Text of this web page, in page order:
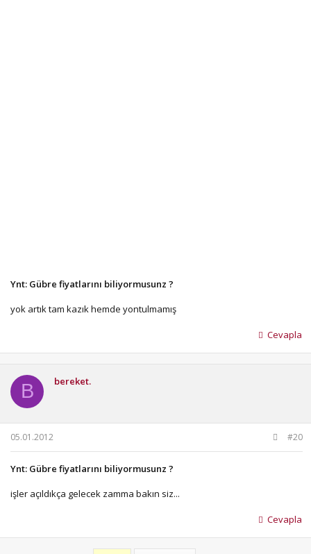
Ynt: Gübre fiyatlarını biliyormusunz ?
yok artık tam kazık hemde yontulmamış
Cevapla
B bereket.
05.01.2012 #20
Ynt: Gübre fiyatlarını biliyormusunz ?
işler açıldıkça gelecek zamma bakın siz...
Cevapla